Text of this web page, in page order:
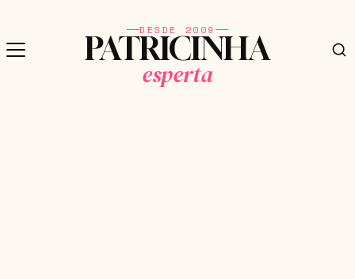
DESDE 2009
PATRICINHA
esperta